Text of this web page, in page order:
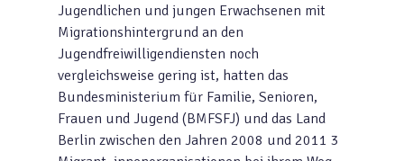
Jugendlichen und jungen Erwachsenen mit
Migrationshintergrund an den
Jugendfreiwilligendiensten noch
vergleichsweise gering ist, hatten das
Bundesministerium für Familie, Senioren,
Frauen und Jugend (BMFSFJ) und das Land
Berlin zwischen den Jahren 2008 und 2011 3